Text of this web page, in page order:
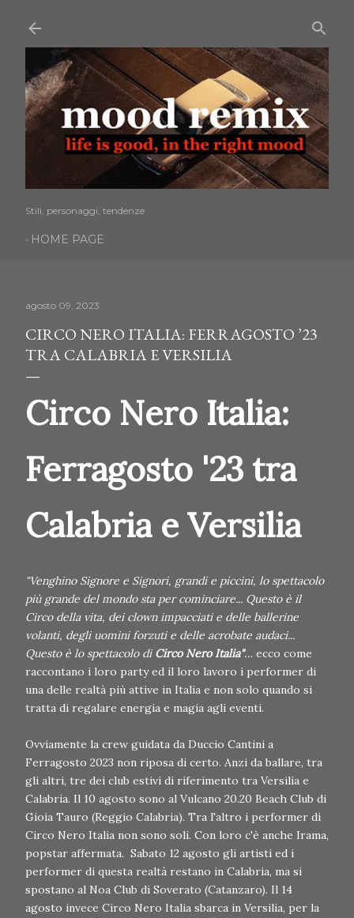
Stili, personaggi, tendenze
HOME PAGE
agosto 09, 2023
CIRCO NERO ITALIA: FERRAGOSTO ’23
TRA CALABRIA E VERSILIA
Circo Nero Italia:
Ferragosto '23 tra
Calabria e Versilia
"Venghino Signore e Signori, grandi e piccini, lo spettacolo
più grande del mondo sta per cominciare... Questo è il
Circo della vita, dei clown impacciati e delle ballerine
volanti, degli uomini forzuti e delle acrobate audaci...
Questo è lo spettacolo diCirco Nero Italia"… ecco come
raccontano i loro party ed il loro lavoro i performer di
una delle realtà più attive in Italia e non solo quando si
tratta di regalare energia e magia agli eventi.
Ovviamente la crew guidata da Duccio Cantini a
Ferragosto 2023 non riposa di certo. Anzi da ballare, tra
gli altri, tre dei club estivi di riferimento tra Versilia e
Calabria. Il 10 agosto sono al Vulcano 20.20 Beach Club di
Gioia Tauro (Reggio Calabria). Tra l'altro i performer di
Circo Nero Italia non sono soli. Con loro c'è anche Irama,
popstar affermata. Sabato 12 agosto gli artisti ed i
performer di questa realtà restano in Calabria, ma si
spostano al Noa Club di Soverato (Catanzaro). Il 14
agosto invece Circo Nero Italia sbarca in Versilia, per la